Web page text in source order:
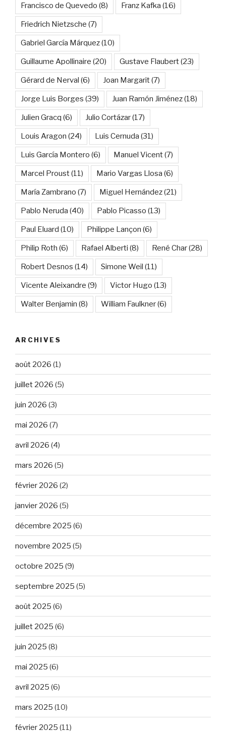
Francisco de Quevedo (8) Franz Kafka (16)
Friedrich Nietzsche (7)
Gabriel García Márquez(10)
Guillaume Apollinaire (20) Gustave Flaubert(23)
Gérard de Nerval (6) Joan Margarit(7)
Jorge Luis Borges (39) Juan Ramón Jiménez(18)
Julien Gracq (6) Julio Cortázar(17)
Louis Aragon (24) Luis Cernuda (31)
Luis García Montero (6) Manuel Vicent(7)
Marcel Proust(11) Mario Vargas Llosa (6)
María Zambrano (7) Miguel Hernández(21)
Pablo Neruda (40) Pablo Picasso (13)
Paul Eluard (10) Philippe Lançon (6)
Philip Roth (6) Rafael Alberti (8) René Char(28)
Robert Desnos (14) Simone Weil (11)
Vicente Aleixandre (9) Victor Hugo (13)
Walter Benjamin (8) William Faulkner(6)
ARCHIVES
août 2026 (1)
juillet 2026 (5)
juin 2026 (3)
mai 2026 (7)
avril 2026 (4)
mars 2026 (5)
février 2026 (2)
janvier 2026 (5)
décembre 2025 (6)
novembre 2025 (5)
octobre 2025 (9)
septembre 2025 (5)
août 2025 (6)
juillet 2025 (6)
juin 2025 (8)
mai 2025 (6)
avril 2025 (6)
mars 2025 (10)
février 2025 (11)